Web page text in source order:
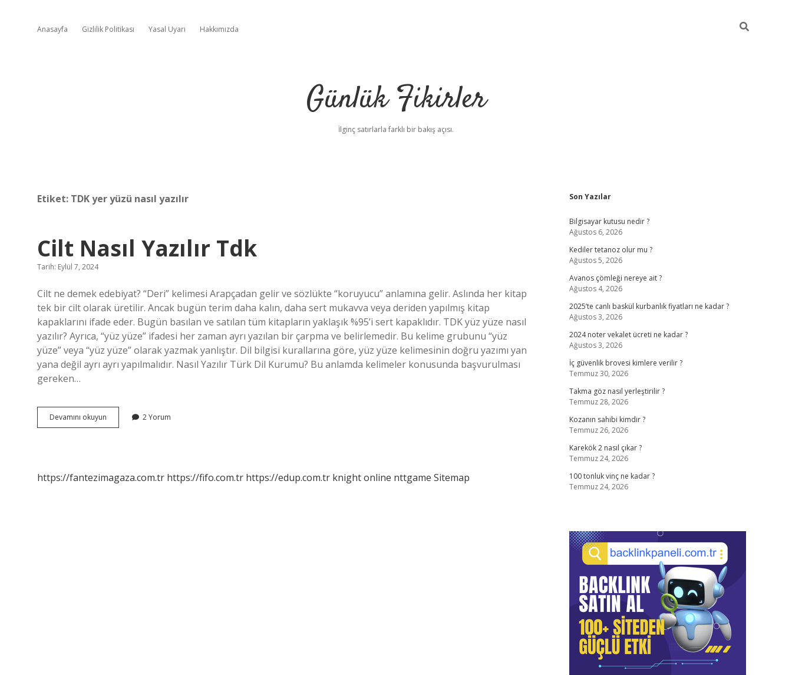
Anasayfa Gizlilik Politikası Yasal Uyarı Hakkımızda
Günlük Fikirler
İlginç satırlarla farklı bir bakış açısı.
Etiket: TDK yer yüzü nasıl yazılır
Cilt Nasıl Yazılır Tdk
Tarih: Eylül 7, 2024
Cilt ne demek edebiyat? “Deri” kelimesi Arapçadan gelir ve sözlükte “koruyucu” anlamına gelir. Aslında her kitap
tek bir cilt olarak üretilir. Ancak bugün terim daha kalın, daha sert mukavva veya deriden yapılmış kitap
kapaklarını ifade eder. Bugün basılan ve satılan tüm kitapların yaklaşık %95’i sert kapaklıdır. TDK yüz yüze nasıl
yazılır? Ayrıca, “yüz yüze” ifadesi her zaman ayrı yazılan bir çarpma ve belirlemedir. Bu kelime grubunu “yüz
yüze” veya “yüz yüze” olarak yazmak yanlıştır. Dil bilgisi kurallarına göre, yüz yüze kelimesinin doğru yazımı yan
yana değil ayrı ayrı yapılmalıdır. Nasıl Yazılır Türk Dil Kurumu? Bu anlamda kelimeler konusunda başvurulması
gereken…
Devamını okuyun
Nasıl
2 Yorum
https://fantezimagaza.com.tr https://fifo.com.tr https://edup.com.tr knight online nttgame Sitemap
Sidebar
Son Yazılar
Bilgisayar kutusu nedir ?
Ağustos 6, 2026
Kediler tetanoz olur mu ?
Ağustos 5, 2026
Avanos çömleği nereye ait ?
Ağustos 4, 2026
2025’te canlı baskül kurbanlık fiyatları ne kadar ?
Ağustos 3, 2026
2024 noter vekalet ücreti ne kadar ?
Ağustos 3, 2026
İç güvenlik brovesi kimlere verilir ?
Temmuz 30, 2026
Takma göz nasıl yerleştirilir ?
Temmuz 28, 2026
Kozanın sahibi kimdir ?
Temmuz 26, 2026
Karekök 2 nasıl çıkar ?
Temmuz 24, 2026
100 tonluk vinç ne kadar ?
Temmuz 24, 2026